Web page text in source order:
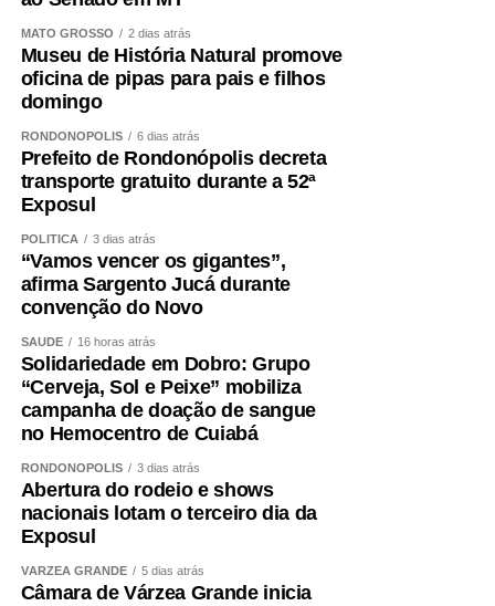
WhatsApp
Facebook
Twitter
Messenger
LinkedIn
Share
MATO GROSSO 2 dias atrás
Museu de História Natural promove
oficina de pipas para pais e filhos
domingo
RONDONÓPOLIS 6 dias atrás
Prefeito de Rondonópolis decreta
transporte gratuito durante a 52ª
Exposul
POLÍTICA 3 dias atrás
“Vamos vencer os gigantes”,
afirma Sargento Jucá durante
convenção do Novo
SAÚDE 16 horas atrás
Solidariedade em Dobro: Grupo
“Cerveja, Sol e Peixe” mobiliza
campanha de doação de sangue
no Hemocentro de Cuiabá
RONDONÓPOLIS 3 dias atrás
Abertura do rodeio e shows
nacionais lotam o terceiro dia da
Exposul
VÁRZEA GRANDE 5 dias atrás
Câmara de Várzea Grande inicia